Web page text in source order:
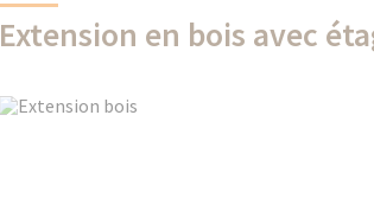
Extension en bois avec